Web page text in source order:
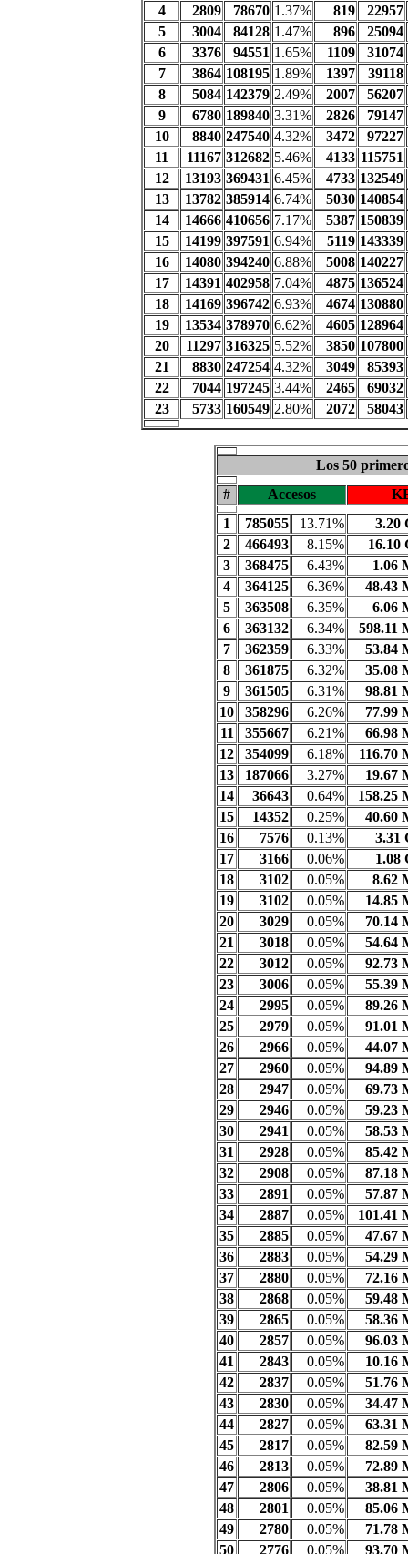
4
2809 78670 1.37% 819
22957
5
3004 84128 1.47% 896
25094
6
3376 94551 1.65% 1109
31074
7
3864 108195 1.89% 1397
39118
8
5084 142379 2.49% 2007
56207
9
6780 189840 3.31% 2826
79147
10
8840 247540 4.32% 3472
97227
11
11167 312682 5.46% 4133 115751
12
13193 369431 6.45% 4733 132549
13
13782 385914 6.74% 5030 140854
14
14666 410656 7.17% 5387 150839
15
14199 397591 6.94% 5119 143339
16
14080 394240 6.88% 5008 140227
17
14391 402958 7.04% 4875 136524
18
14169 396742 6.93% 4674 130880
19
13534 378970 6.62% 4605 128964
20
11297 316325 5.52% 3850 107800
21
8830 247254 4.32% 3049
85393
22
7044 197245 3.44% 2465
69032
23
5733 160549 2.80% 2072 58043
Los 50
#
Accesos
1
785055 13.71%
3.20
2
466493 8.15%
16.10
3
368475 6.43%
1.06
4
364125 6.36%
48.43
5
363508 6.35%
6.06
6
363132 6.34%
598.11
7
362359 6.33%
53.84
8
361875 6.32%
35.08
9
361505 6.31%
98.81
10
358296 6.26%
77.99
11
355667 6.21%
66.98
12
354099 6.18%
116.70
13
187066 3.27%
19.67
14
36643 0.64%
158.25
15
14352 0.25%
40.60
16
7576 0.13%
3.31
17
3166 0.06%
1.08
18
3102 0.05%
8.62
19
3102 0.05%
14.85
20
3029 0.05%
70.14
21
3018 0.05%
54.64
22
3012 0.05%
92.73
23
3006 0.05%
55.39
24
2995 0.05%
89.26
25
2979 0.05%
91.01
26
2966 0.05%
44.07
27
2960 0.05%
94.89
28
2947 0.05%
69.73
29
2946 0.05%
59.23
30
2941 0.05%
58.53
31
2928 0.05%
85.42
32
2908 0.05%
87.18
33
2891 0.05%
57.87
34
2887 0.05%
101.41
35
2885 0.05%
47.67
36
2883 0.05%
54.29
37
2880 0.05%
72.16
38
2868 0.05%
59.48
39
2865 0.05%
58.36
40
2857 0.05%
96.03
41
2843 0.05%
10.16
42
2837 0.05%
51.76
43
2830 0.05%
34.47
44
2827 0.05%
63.31
45
2817 0.05%
82.59
46
2813 0.05%
72.89
47
2806 0.05%
38.81
48
2801 0.05%
85.06
49
2780 0.05%
71.78
50
2776 0.05% 93.70